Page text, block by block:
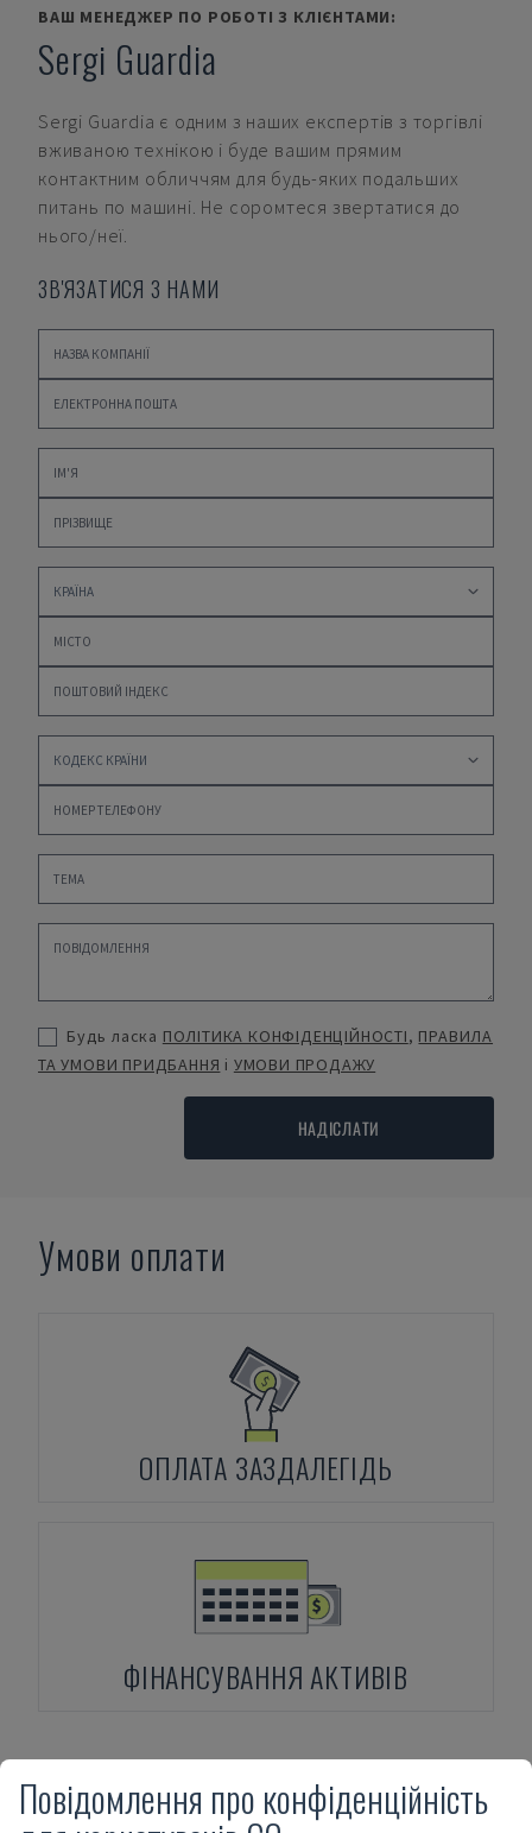
ВАШ МЕНЕДЖЕР ПО РОБОТІ З КЛІЄНТАМИ:
Sergi Guardia
Sergi Guardia є одним з наших експертів з торгівлі
вживаною технікою і буде вашим прямим
контактним обличчям для будь-яких подальших
питань по машині. Не соромтеся звертатися до
нього/неї.
ЗВ'ЯЗАТИСЯ З НАМИ
Будь ласка ПОЛІТИКА КОНФІДЕНЦІЙНОСТІ, ПРАВИЛА
ТА УМОВИ ПРИДБАННЯ і УМОВИ ПРОДАЖУ
НАДІСЛАТИ
Умови оплати
ОПЛАТА ЗАЗДАЛЕГІДЬ
ФІНАНСУВАННЯ АКТИВІВ
ПродуктиDMG MORICLX 450 V3
Повідомлення про конфіденційність